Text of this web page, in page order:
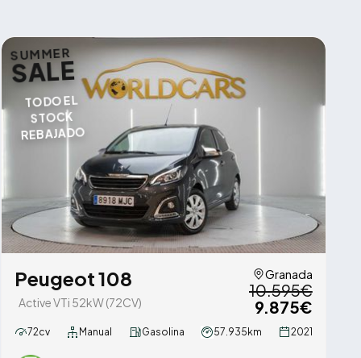
SUMMER
SALE
TODO EL
STOCK
REBAJADO
Peugeot 108
Active VTi 52kW (72CV)
Granada
10.595€
9.875€
72cv Manual Gasolina 57.935km 2021